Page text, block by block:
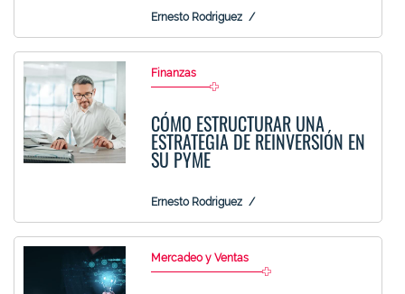
Ernesto Rodriguez
Finanzas
CÓMO ESTRUCTURAR UNA
ESTRATEGIA DE REINVERSIÓN EN
SU PYME
Ernesto Rodriguez
Mercadeo y Ventas